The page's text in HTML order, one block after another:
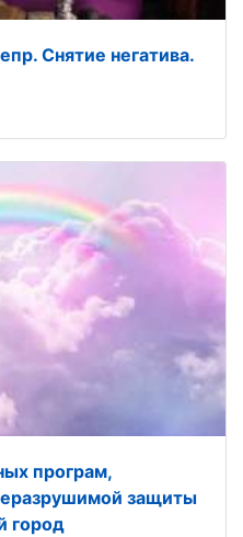
Снятие негатива.
програм,
защиты
город